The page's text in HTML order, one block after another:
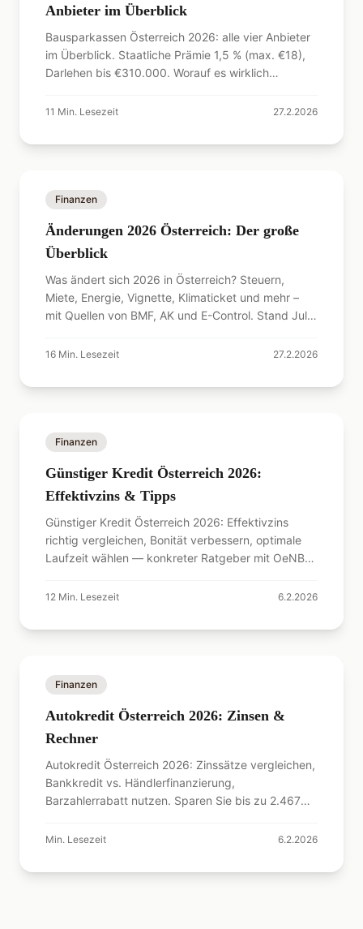
Anbieter im Überblick
Bausparkassen Österreich 2026: alle vier Anbieter
im Überblick. Staatliche Prämie 1,5 % (max. €18),
Darlehen bis €310.000. Worauf es wirklich
11 Min. Lesezeit 27.2.2026
Finanzen
Änderungen 2026 Österreich: Der große
Überblick
Was ändert sich 2026 in Österreich? Steuern,
Miete, Energie, Vignette, Klimaticket und mehr –
mit Quellen von BMF, AK und E-Control. Stand Juli
16 Min. Lesezeit 27.2.2026
Finanzen
Günstiger Kredit Österreich 2026:
Effektivzins & Tipps
Günstiger Kredit Österreich 2026: Effektivzins
richtig vergleichen, Bonität verbessern, optimale
Laufzeit wählen — konkreter Ratgeber mit OeNB-
12 Min. Lesezeit 6.2.2026
Finanzen
Autokredit Österreich 2026: Zinsen &
Rechner
Autokredit Österreich 2026: Zinssätze vergleichen,
Bankkredit vs. Händlerfinanzierung,
Barzahlerrabatt nutzen. Sparen Sie bis zu 2.467
Min. Lesezeit 6.2.2026